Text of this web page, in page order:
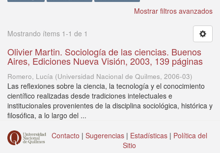
Mostrar filtros avanzados
Mostrando ítems 1-1 de 1
Olivier Martin. Sociología de las ciencias. Buenos
Aires, Ediciones Nueva Visión, 2003, 139 páginas
Romero, Lucía (Universidad Nacional de Quilmes, 2006-03)
Las reflexiones sobre la ciencia, la tecnología y el conocimiento
científico realizadas desde tradiciones intelectuales e
institucionales provenientes de la disciplina sociológica, histórica y
filosófica, a lo largo del ...
Contacto | Sugerencias | Estadísticas | Política del
Sitio